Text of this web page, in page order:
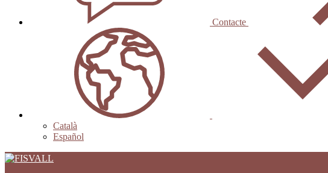
Contacte
Català
Español